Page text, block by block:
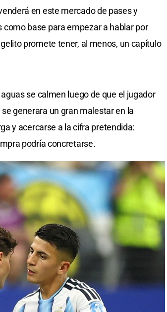
en este mercado de pases y
base para empezar a hablar por
promete tener, al menos, un capítulo
se calmen luego de que el jugador
generara un gran malestar en la
y acercarse a la cifra pretendida:
podría concretarse.